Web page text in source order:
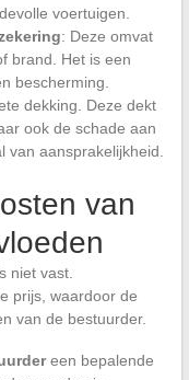
voertuigen.
: Deze omvat
brand. Het is een
bescherming.
dekking. Deze dekt
ook de schade aan
van aansprakelijkheid.
van
niet vast.
prijs, waardoor de
van de bestuurder.
een bepalende